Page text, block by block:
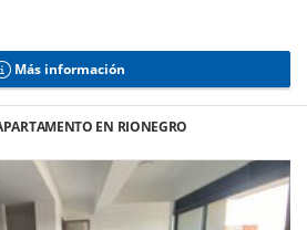
Más información
EN RIONEGRO